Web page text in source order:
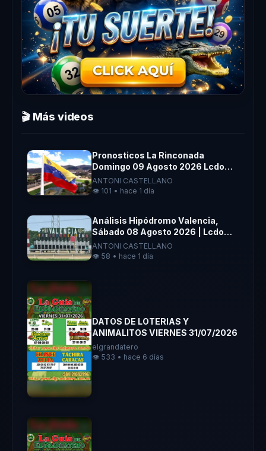
🎬 Más videos
Pronosticos La Rinconada
Domingo 09 Agosto 2026 Lcdo
Antoni Castellano
ANTONI CASTELLANO
👁️ 101 • hace 1 día
Análisis Hipódromo Valencia,
Sábado 08 Agosto 2026 | Lcdo
Antoni Castellano |
ANTONI CASTELLANO
👁️ 58 • hace 1 día
DATOS DE LOTERIAS Y
ANIMALITOS VIERNES 31/07/2026
elgrandatero
👁️ 533 • hace 6 días